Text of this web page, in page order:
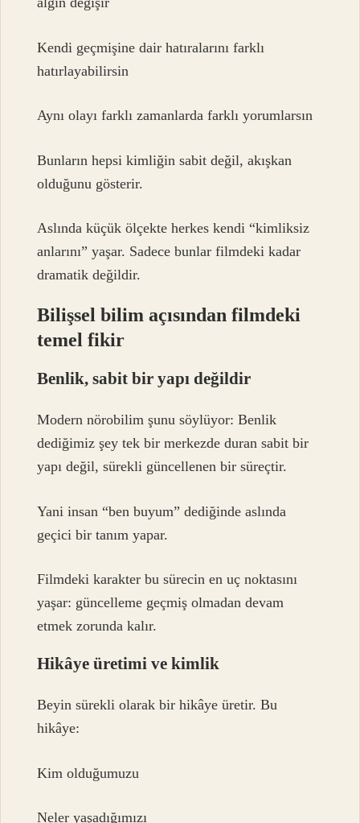
Kendi geçmişine dair hatıralarını farklı
hatırlayabilirsin
Aynı olayı farklı zamanlarda farklı yorumlarsın
Bunların hepsi kimliğin sabit değil, akışkan
olduğunu gösterir.
Aslında küçük ölçekte herkes kendi “kimliksiz
anlarını” yaşar. Sadece bunlar filmdeki kadar
dramatik değildir.
Bilişsel bilim açısından filmdeki
temel fikir
Benlik, sabit bir yapı değildir
Modern nörobilim şunu söylüyor: Benlik
dediğimiz şey tek bir merkezde duran sabit bir
yapı değil, sürekli güncellenen bir süreçtir.
Yani insan “ben buyum” dediğinde aslında
geçici bir tanım yapar.
Filmdeki karakter bu sürecin en uç noktasını
yaşar: güncelleme geçmiş olmadan devam
etmek zorunda kalır.
Hikâye üretimi ve kimlik
Beyin sürekli olarak bir hikâye üretir. Bu
hikâye:
Kim olduğumuzu
Neler yaşadığımızı